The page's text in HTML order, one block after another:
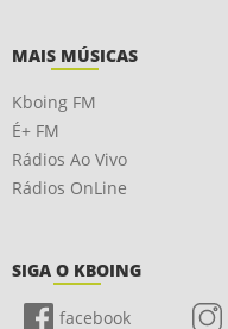
MAIS MÚSICAS
Kboing FM
É+ FM
Rádios Ao Vivo
Rádios OnLine
SIGA O KBOING
facebook